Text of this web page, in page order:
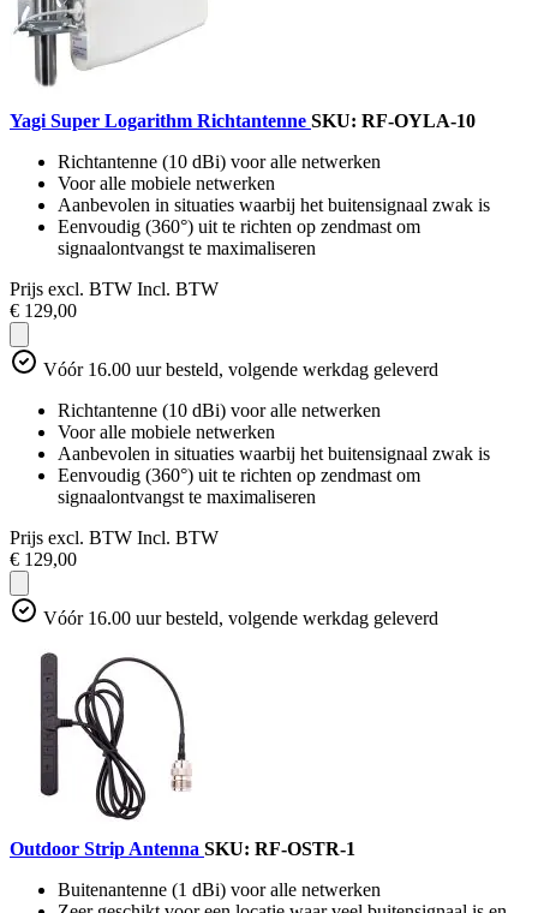
Yagi Super Logarithm Richtantenne SKU: RF-OYLA-10
Richtantenne (10 dBi) voor alle netwerken
Voor alle mobiele netwerken
Aanbevolen in situaties waarbij het buitensignaal zwak is
Eenvoudig (360°) uit te richten op zendmast om
signaalontvangst te maximaliseren
Prijs excl. BTW Incl. BTW
€ 129,00
Vóór 16.00 uur besteld, volgende werkdag geleverd
Richtantenne (10 dBi) voor alle netwerken
Voor alle mobiele netwerken
Aanbevolen in situaties waarbij het buitensignaal zwak is
Eenvoudig (360°) uit te richten op zendmast om
signaalontvangst te maximaliseren
Prijs excl. BTW Incl. BTW
€ 129,00
Vóór 16.00 uur besteld, volgende werkdag geleverd
Outdoor Strip Antenna SKU: RF-OSTR-1
Buitenantenne (1 dBi) voor alle netwerken